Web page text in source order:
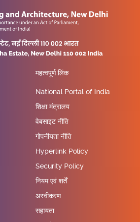
महत्वपूर्ण लिंक
National Portal of India
शिक्षा मंत्रालय
वेबसाइट नीति
गोपनीयता नीति
Hyperlink Policy
Security Policy
नियम एवं शर्तें
अस्वीकरण
सहायता